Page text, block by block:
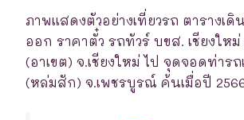
ภาพแสดงตัวอย่างเที่ยวรถ ตารางเดิ
ออก ราคาตั๋ว รถทัวร์ บขส. เชียงให
(อาเขต) จ.เชียงใหม่ ไป จุดจอดท่าร
(หล่มสัก) จ.เพชรบูรณ์ ค้นเมื่อปี